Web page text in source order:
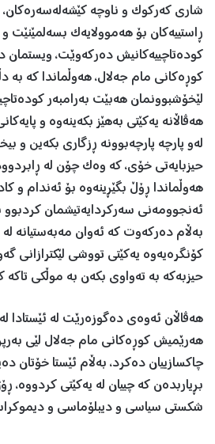
شاری کەرکوک و ناوچە
ڕاستییەکان بۆ هەموولایەک بسەلمێنێت
کودەتاچییەکانیش دەرکەوێت، ویستمان
کوڕەکانی مام جەلال، هەوڵماندا کە بە
لێخۆشبوونمان هەبێت بەرامبەر
هەڤاڵانە یەکێتی بەهێز بکەینەوە و
لەو پارچە پارچەبوونە ڕزگاری بکەین و
حیزبایەتی خۆی، کە وەک چۆن لە
هەوڵماندا ڕۆڵ بگێڕینەوە بۆ ئەندام و
ئەنجوومەنی سەرکردایەتیشمان کردبوو
بەڵام دەرکەوت کە ئەوان مەبەستیانە
کۆنگرەیەوە یەکێتی تووشی لێكترازانی
حیزبەکە بە تەواوی بکەن بە موڵکی
هەڤاڵان ئەوەی دەگوزەرێت لە ئێستادا
هەرێمیش كوڕەكانی مام جەلال لێی
چاكسازییان دەکرد، بەڵام ئێستا خۆتان
بڕیاربدەن کە چییان لە یەكێتی كردووە،
شكستی سیاسی و دیبلۆماسی و